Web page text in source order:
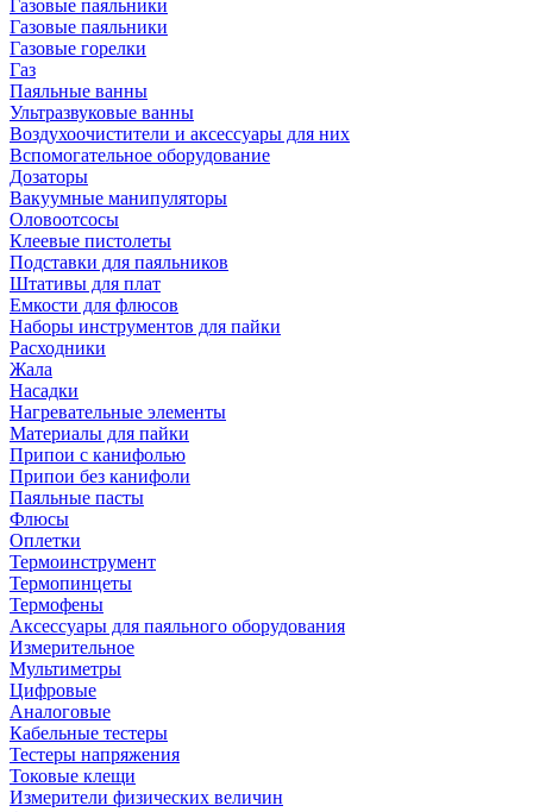
Газовые паяльники
Газовые паяльники
Газовые горелки
Газ
Паяльные ванны
Ультразвуковые ванны
Воздухоочистители и аксессуары для них
Вспомогательное оборудование
Дозаторы
Вакуумные манипуляторы
Оловоотсосы
Клеевые пистолеты
Подставки для паяльников
Штативы для плат
Емкости для флюсов
Наборы инструментов для пайки
Расходники
Жала
Насадки
Нагревательные элементы
Материалы для пайки
Припои с канифолью
Припои без канифоли
Паяльные пасты
Флюсы
Оплетки
Термоинструмент
Термопинцеты
Термофены
Аксессуары для паяльного оборудования
Измерительное
Мультиметры
Цифровые
Аналоговые
Кабельные тестеры
Тестеры напряжения
Токовые клещи
Измерители физических величин